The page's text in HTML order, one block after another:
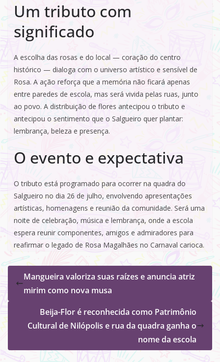
Um tributo com
significado
A escolha das rosas e do local — coração do centro
histórico — dialoga com o universo artístico e sensível de
Rosa. A ação reforça que a memória não ficará apenas
entre paredes de escola, mas será vivida pelas ruas, junto
ao povo. A distribuição de flores antecipou o tributo e
antecipou o sentimento que o Salgueiro quer plantar:
lembrança, beleza e presença.
O evento e expectativa
O tributo está programado para ocorrer na quadra do
Salgueiro no dia 26 de julho, envolvendo apresentações
artísticas, homenagens e reunião da comunidade. Será uma
noite de celebração, música e lembrança, onde a escola
espera reunir componentes, amigos e admiradores para
reafirmar o legado de Rosa Magalhães no Carnaval carioca.
Mangueira valoriza suas raízes e anuncia atriz
mirim como nova musa
Beija-Flor é reconhecida como Patrimônio
Cultural de Nilópolis e rua da quadra ganha o
nome da escola